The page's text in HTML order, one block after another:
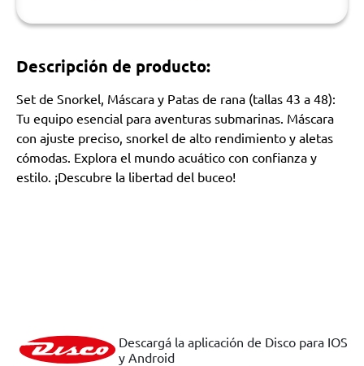
Descripción de producto:
Set de Snorkel, Máscara y Patas de rana (tallas 43 a 48):
Tu equipo esencial para aventuras submarinas. Máscara
con ajuste preciso, snorkel de alto rendimiento y aletas
cómodas. Explora el mundo acuático con confianza y
estilo. ¡Descubre la libertad del buceo!
Descargá la aplicación de Disco para IOS
y Android